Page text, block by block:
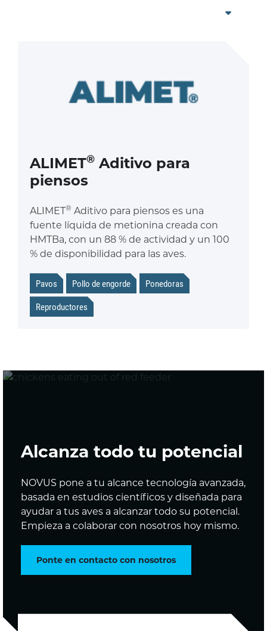
ALIMET® Aditivo para
piensos
ALIMET® Aditivo para piensos es una
fuente líquida de metionina creada con
HMTBa, con un 88 % de actividad y un 100
% de disponibilidad para las aves.
Pavos Pollo de engorde
Ponedoras
Reproductores
Alcanza todo tu potencial
NOVUS pone a tu alcance tecnología avanzada,
basada en estudios científicos y diseñada para
ayudar a tus aves a alcanzar todo su potencial.
Empieza a colaborar con nosotros hoy mismo.
Ponte en contacto con nosotros